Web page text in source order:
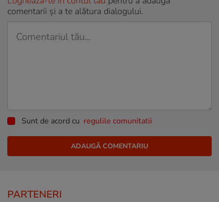
comentarii și a te alătura dialogului.
Sunt de acord cu regulile comunitatii
PARTENERI